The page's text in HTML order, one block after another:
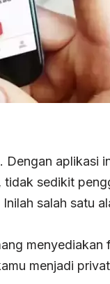
aplikasi
sedikit
salah satu
menjadi